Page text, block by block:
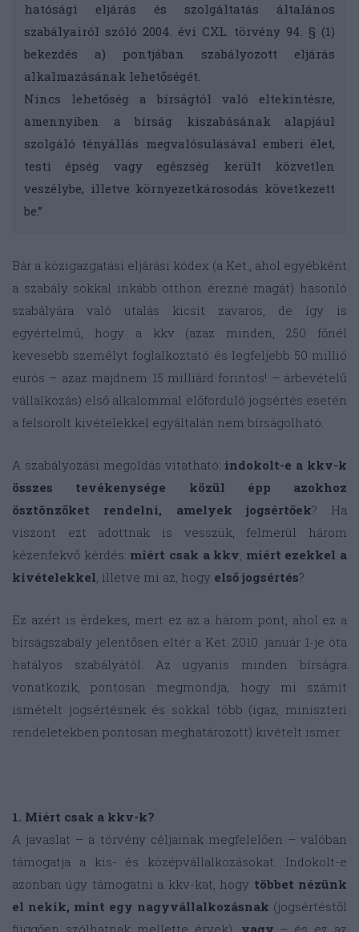
hatósági eljárás és szolgáltatás általános
szabályairól szóló 2004. évi CXL. törvény 94. § (1)
bekezdés a) pontjában szabályozott eljárás
alkalmazásának lehetőségét.
Nincs lehetőség a bírságtól való eltekintésre,
amennyiben a bírság kiszabásának alapjául
szolgáló tényállás megvalósulásával emberi élet,
testi épség vagy egészség került közvetlen
veszélybe, illetve környezetkárosodás következett
be.”
Bár a közigazgatási eljárási kódex (a Ket., ahol egyébként
a szabály sokkal inkább otthon érezné magát) hasonló
szabályára való utalás kicsit zavaros, de így is
egyértelmű, hogy a kkv (azaz minden, 250 főnél
kevesebb személyt foglalkoztató és legfeljebb 50 millió
eurós – azaz majdnem 15 milliárd forintos! – árbevételű
vállalkozás) első alkalommal előforduló jogsértés esetén
a felsorolt kivételekkel egyáltalán nem bírságolható.
A szabályozási megoldás vitatható: indokolt-e a kkv-k
összes tevékenysége közül épp azokhoz
ösztönzőket rendelni, amelyek jogsértőek? Ha
viszont ezt adottnak is vesszük, felmerül három
kézenfekvő kérdés: miért csak a kkv, miért ezekkel a
kivételekkel, illetve mi az, hogy első jogsértés?
Ez azért is érdekes, mert ez az a három pont, ahol ez a
bírságszabály jelentősen eltér a Ket. 2010. január 1-je óta
hatályos szabályától. Az ugyanis minden bírságra
vonatkozik, pontosan megmondja, hogy mi számít
ismételt jogsértésnek és sokkal több (igaz, miniszteri
rendeletekben pontosan meghatározott) kivételt ismer.
1. Miért csak a kkv-k?
A javaslat – a törvény céljainak megfelelően – valóban
támogatja a kis- és középvállalkozásokat. Indokolt-e
azonban úgy támogatni a kkv-kat, hogy többet nézünk
el nekik, mint egy nagyvállalkozásnak (jogsértéstől